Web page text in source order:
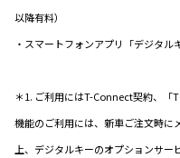
以降有料）
・スマートフォンアプリ「デジタル
＊1. ご利用にはT-Connect契約、「
機能のご利用には、新車ご注文時に
上、デジタルキーのオプションサー